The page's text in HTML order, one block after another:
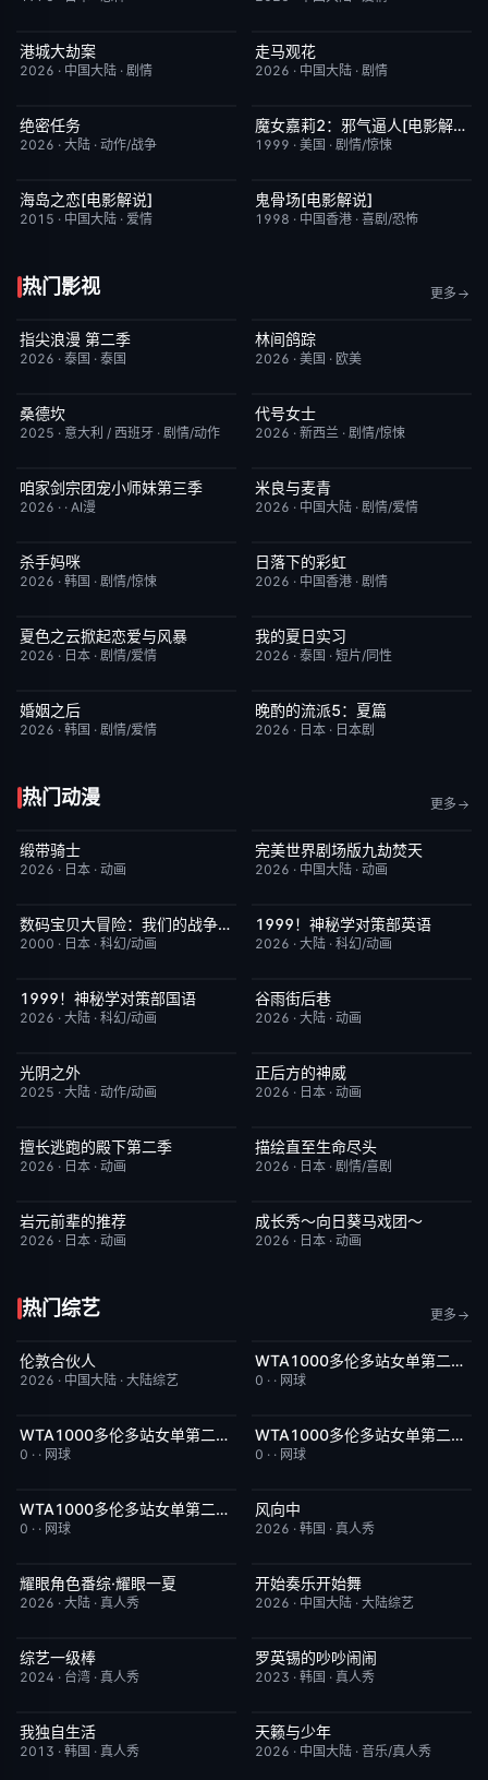
今日更新
港城大劫案
2026 · 中国大陆 · 剧情
今日更新
走马观花
2026 · 中国大陆 · 剧情
昨日更新
绝密任务
2026 · 大陆 · 动作/战争
已完结 5.7魔女嘉莉2：邪气逼人[电影解说]
1999 · 美国 · 剧情/惊悚
已完结
海岛之恋[电影解说]
2015 · 中国大陆 · 爱情
已完结
鬼骨场[电影解说]
1998 · 中国香港 · 喜剧/恐怖
热门影视 更多
更新至第01集
指尖浪漫 第二季
2026 · 泰国 · 泰国
更新至第01集
林间鸽踪
2026 · 美国 · 欧美
完结
桑德坎
2025 · 意大利 / 西班牙 · 剧情/动作
完结
代号女士
2026 · 新西兰 · 剧情/惊悚
已完结 6.0
咱家剑宗团宠小师妹第三季
2026 · · AI漫
更新至第15集
米良与麦青
2026 · 中国大陆 · 剧情/爱情
更新至第03集
杀手妈咪
2026 · 韩国 · 剧情/惊悚
更新至第7集
日落下的彩虹
2026 · 中国香港 · 剧情
更新至第05集
夏色之云掀起恋爱与风暴
2026 · 日本 · 剧情/爱情
更新至第09集
我的夏日实习
2026 · 泰国 · 短片/同性
更新至第11集
婚姻之后
2026 · 韩国 · 剧情/爱情
更新至第06集
晚酌的流派5：夏篇
2026 · 日本 · 日本剧
热门动漫 更多
HD中字
缎带骑士
2026 · 日本 · 动画
HD国语
完美世界剧场版九劫焚天
2026 · 中国大陆 · 动画
今日更新 8.9数码宝贝大冒险：我们的战争游戏！
2000 · 日本 · 科幻/动画
更新至第3集 10.0
1999！神秘学对策部英语
2026 · 大陆 · 科幻/动画
更新至第3集
1999！神秘学对策部国语
2026 · 大陆 · 科幻/动画
更新至第03集
谷雨街后巷
2026 · 大陆 · 动画
更新至第34集
光阴之外
2025 · 大陆 · 动作/动画
更新至第06集
正后方的神威
2026 · 日本 · 动画
更新至第04集
擅长逃跑的殿下第二季
2026 · 日本 · 动画
更新至第06集
描绘直至生命尽头
2026 · 日本 · 剧情/喜剧
更新至第6集
岩元前辈的推荐
2026 · 日本 · 动画
更新至第06集
成长秀～向日葵马戏团～
2026 · 日本 · 动画
热门综艺 更多
今日更新
伦敦合伙人
2026 · 中国大陆 · 大陆综艺
今日更新 5.0WTA1000多伦多站女单第二轮：扎拉祖阿VS费尔南德斯
0 · · 网球
今日更新 5.0WTA1000多伦多站女单第二轮：帕克斯VS伊埃拉
0 · · 网球
今日更新 3.0WTA1000多伦多站女单第二轮：卡萨金娜VS莱巴金娜
0 · · 网球
今日更新 5.0WTA1000多伦多站女单第二轮：戴伊VS高芙
0 · · 网球
更新至第02集
风向中
2026 · 韩国 · 真人秀
今日更新
耀眼角色番综·耀眼一夏
2026 · 大陆 · 真人秀
更新至第3期
开始奏乐开始舞
2026 · 中国大陆 · 大陆综艺
更新至110期
综艺一级棒
2024 · 台湾 · 真人秀
今日更新
罗英锡的吵吵闹闹
2023 · 韩国 · 真人秀
昨日更新
我独自生活
2013 · 韩国 · 真人秀
今日更新
天籁与少年
2026 · 中国大陆 · 音乐/真人秀